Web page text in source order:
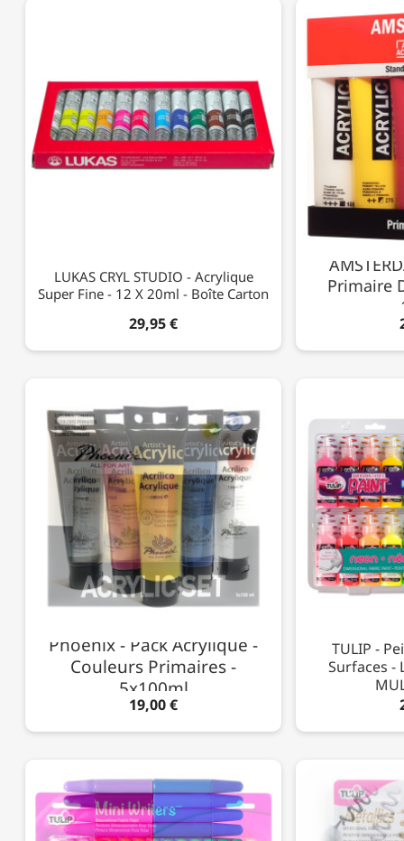
LUKAS CRYL STUDIO - Acrylique
Super Fine - 12 X 20ml - Boîte Carton
29,95 €
Primaire
Phoenix - Pack Acrylique -
Couleurs Primaires -
5x100ml
19,00 €
TULIP -
Surfaces -